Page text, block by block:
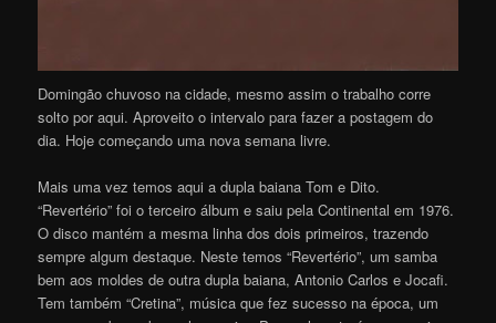
Domingão chuvoso na cidade, mesmo assim o trabalho corre
solto por aqui. Aproveito o intervalo para fazer a postagem do
dia. Hoje começando uma nova semana livre.
Mais uma vez temos aqui a dupla baiana Tom e Dito.
“Revertério” foi o terceiro álbum e saiu pela Continental em 1976.
O disco mantém a mesma linha dos dois primeiros, trazendo
sempre algum destaque. Neste temos “Revertério”, um samba
bem aos moldes de outra dupla baiana, Antonio Carlos e Jocafi.
Tem também “Cretina”, música que fez sucesso na época, um